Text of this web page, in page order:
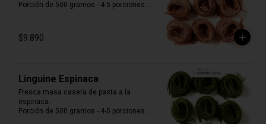
Porción de 500 gramos - 4-5 porciones.
$9.890
Linguine Espinaca
Fresca masa casera de pasta a la
espinaca.
Porción de 500 gramos - 4-5 porciones.